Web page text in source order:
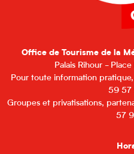
Office de Tourisme de la
Palais Rihour -
Pour toute information
59
Groupes et privatisations,
57